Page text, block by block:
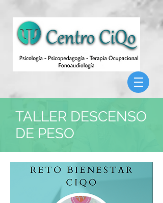
TALLER DESCENSO
DE PESO